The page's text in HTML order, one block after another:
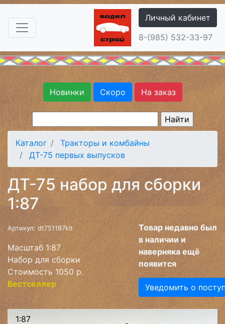
Личный кабинет
8-(985) 532-33-97
Новинки Скоро На заказ
Каталог
Тракторы и комбайны
ДТ-75 первых выпусков
ДТ-75 набор для сборки
1:87
Артикул: dt751187kit
Масштаб 1:87
Набор для сборки
Стоимость 1050 р.
Бестселлер
Товар недавно был
в наличии и
наверняка ещё
появится
Уведомить о
1:87